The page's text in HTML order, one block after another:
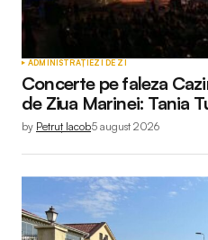
ADMINISTRAȚIEZI DE ZI
Concerte pe faleza
de Ziua Marinei: Tania
by Petruț Iacob5 august 2026